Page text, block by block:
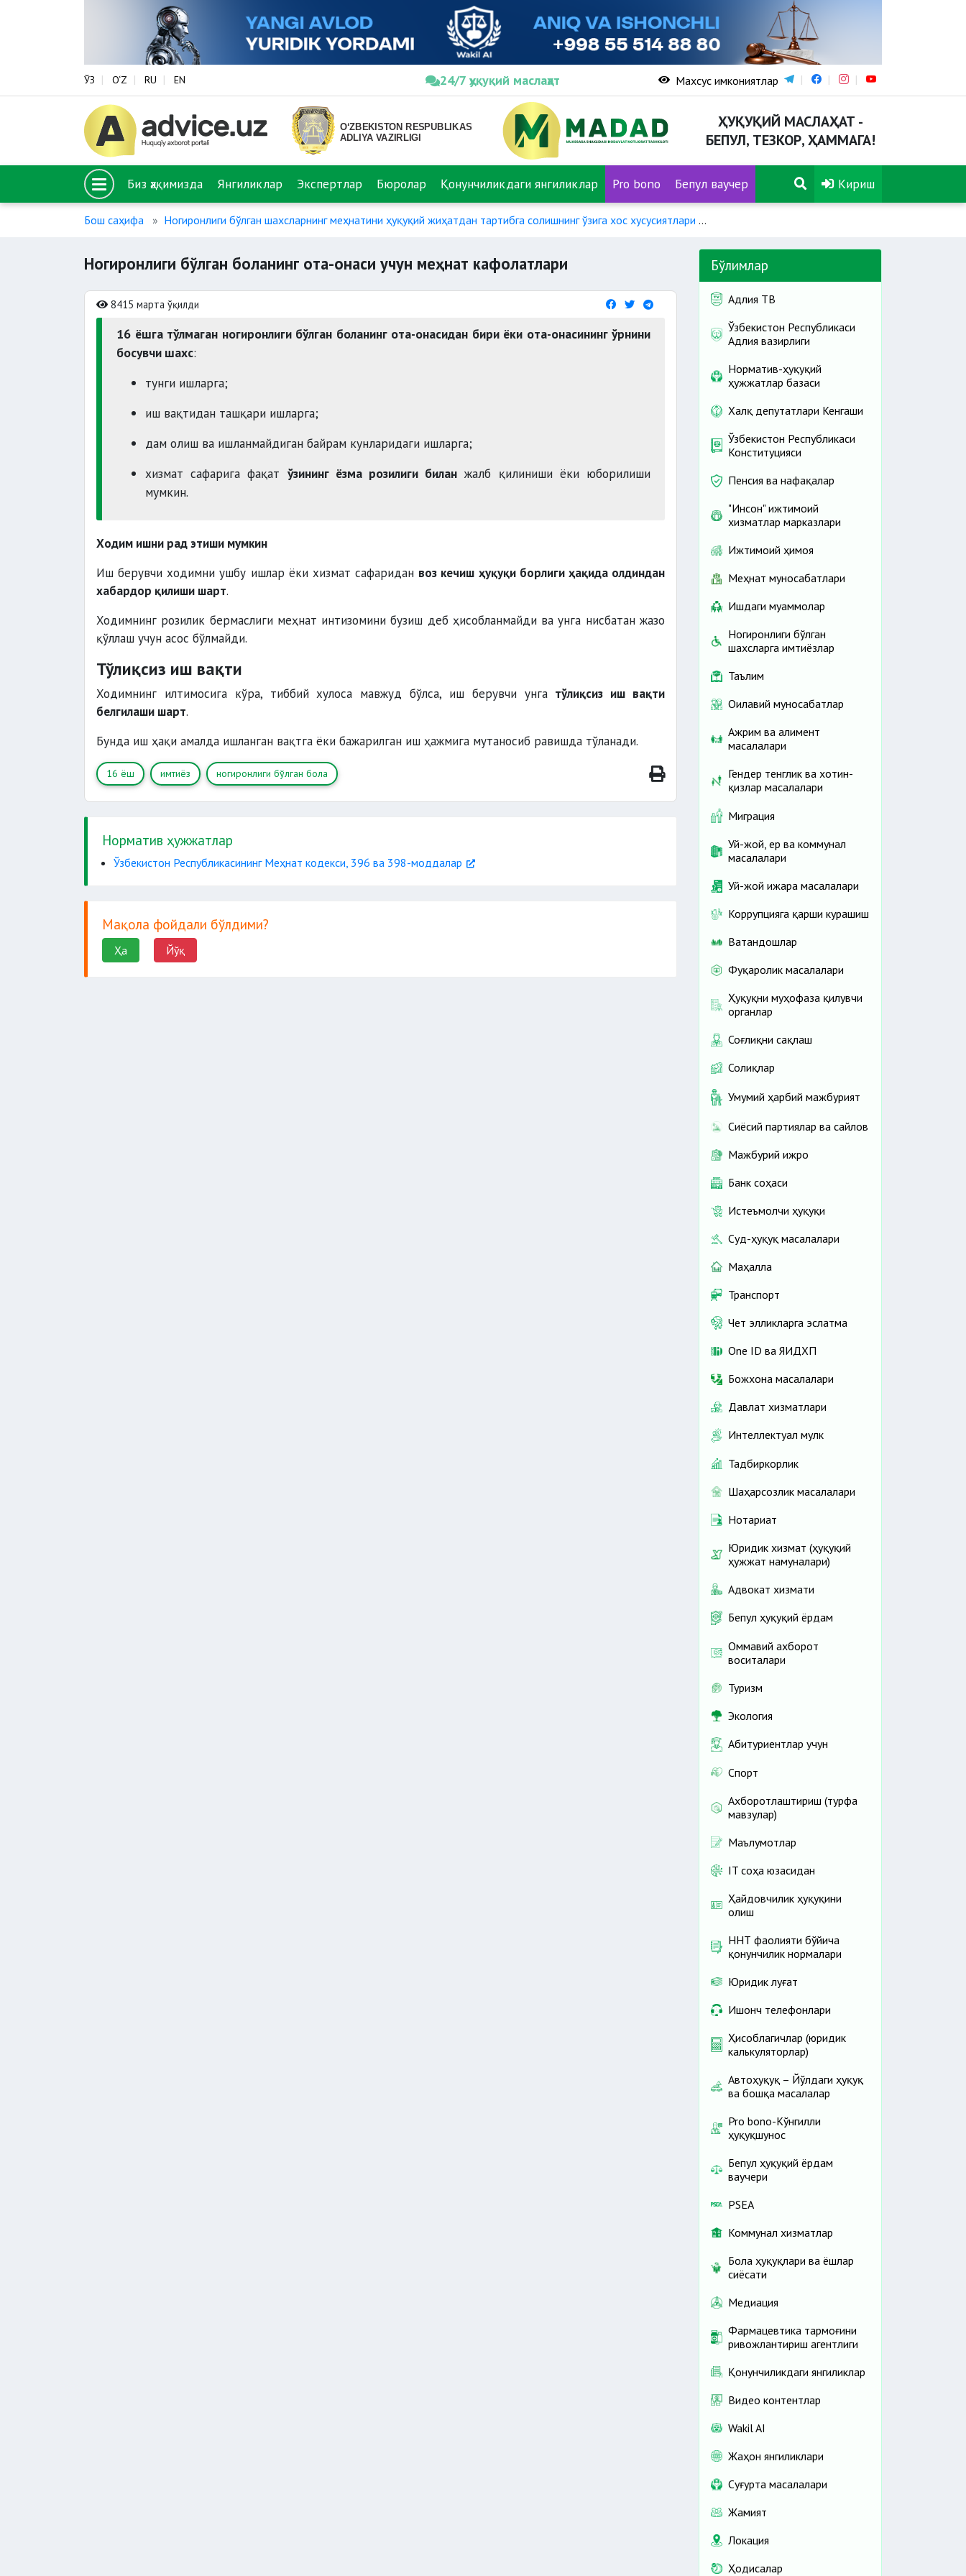
ЎЗ O‘Z RU EN 24/7 ҳуқуқий маслаҳат Махсус имкониятлар
ҲУҚУҚИЙ МАСЛАҲАТ -
БЕПУЛ, ТЕЗКОР, ҲАММАГА!
Биз ҳақимизда Янгиликлар Экспертлар Бюролар Қонунчиликдаги янгиликлар Pro bono Бепул ваучер Кириш
Бош саҳифа Ногиронлиги бўлган шахсларнинг меҳнатини ҳуқуқий жиҳатдан тартибга солишнинг ўзига хос хусусиятлари
Ногиронлиги бўлган боланинг ота-онаси учун меҳнат кафолатлари
8415 марта ўқилди
16 ёшга тўлмаган ногиронлиги бўлган боланинг ота-онасидан бири ёки ота-онасининг ўрнини
босувчи шахс:
тунги ишларга;
иш вақтидан ташқари ишларга;
дам олиш ва ишланмайдиган байрам кунларидаги ишларга;
хизмат сафарига фақат ўзининг ёзма розилиги билан жалб қилиниши ёки юборилиши
мумкин.
Ходим ишни рад этиши мумкин
Иш берувчи ходимни ушбу ишлар ёки хизмат сафаридан воз кечиш ҳуқуқи борлиги ҳақида олдиндан
хабардор қилиши шарт.
Ходимнинг розилик бермаслиги меҳнат интизомини бузиш деб ҳисобланмайди ва унга нисбатан жазо
қўллаш учун асос бўлмайди.
Тўлиқсиз иш вақти
Ходимнинг илтимосига кўра, тиббий хулоса мавжуд бўлса, иш берувчи унга тўлиқсиз иш вақти
белгилаши шарт.
Бунда иш ҳақи амалда ишланган вақтга ёки бажарилган иш ҳажмига мутаносиб равишда тўланади.
16 ёш имтиёз ногиронлиги бўлган бола
Норматив ҳужжатлар
Ўзбекистон Республикасининг Меҳнат кодекси, 396 ва 398-моддалар
Мақола фойдали бўлдими?
Ҳа Йўқ
Бўлимлар
Адлия ТВ
Ўзбекистон Республикаси
Адлия вазирлиги
Норматив-ҳуқуқий
ҳужжатлар базаси
Халқ депутатлари Кенгаши
Ўзбекистон Республикаси
Конституцияси
Пенсия ва нафақалар
"Инсон" ижтимоий
хизматлар марказлари
Ижтимоий ҳимоя
Меҳнат муносабатлари
Ишдаги муаммолар
Ногиронлиги бўлган
шахсларга имтиёзлар
Таълим
Оилавий муносабатлар
Ажрим ва алимент
масалалари
Гендер тенглик ва хотин-
қизлар масалалари
Миграция
Уй-жой, ер ва коммунал
масалалари
Уй-жой ижара масалалари
Коррупцияга қарши курашиш
Ватандошлар
Фуқаролик масалалари
Ҳуқуқни муҳофаза қилувчи
органлар
Соғлиқни сақлаш
Солиқлар
Умумий ҳарбий мажбурият
Сиёсий партиялар ва сайлов
Мажбурий ижро
Банк соҳаси
Истеъмолчи ҳуқуқи
Суд-ҳуқуқ масалалари
Маҳалла
Транспорт
Чет элликларга эслатма
One ID ва ЯИДХП
Божхона масалалари
Давлат хизматлари
Интеллектуал мулк
Тадбиркорлик
Шаҳарсозлик масалалари
Нотариат
Юридик хизмат (ҳуқуқий
ҳужжат намуналари)
Адвокат хизмати
Бепул ҳуқуқий ёрдам
Оммавий ахборот
воситалари
Туризм
Экология
Абитуриентлар учун
Спорт
Ахборотлаштириш (турфа
мавзулар)
Маълумотлар
IT соҳа юзасидан
Ҳайдовчилик ҳуқуқини
олиш
ННТ фаолияти бўйича
қонунчилик нормалари
Юридик луғат
Ишонч телефонлари
Ҳисоблагичлар (юридик
калькуляторлар)
Автоҳуқуқ – Йўлдаги ҳуқуқ
ва бошқа масалалар
Pro bono-Кўнгилли
ҳуқуқшунос
Бепул ҳуқуқий ёрдам
ваучери
PSEA
Коммунал хизматлар
Бола ҳуқуқлари ва ёшлар
сиёсати
Медиация
Фармацевтика тармоғини
ривожлантириш агентлиги
Қонунчиликдаги янгиликлар
Видео контентлар
Wakil AI
Жаҳон янгиликлари
Cуғурта масалалари
Жамият
Локация
Ҳодисалар